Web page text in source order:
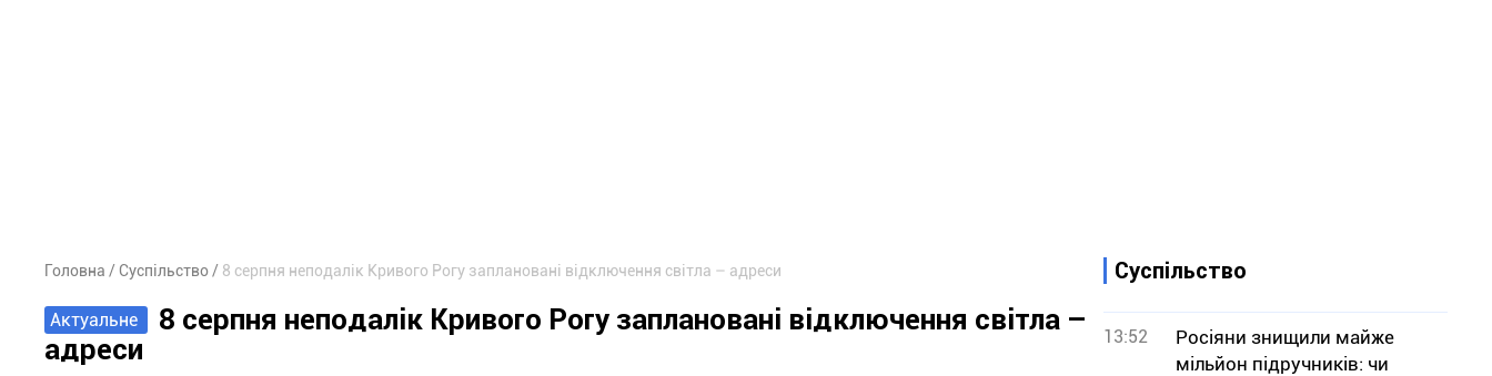
Головна Суспільство 8 серпня неподалік Кривого Рогу заплановані відключення світла – адреси
Актуальне
8 серпня неподалік Кривого Рогу заплановані відключення світла –
адреси
Суспільство
13:52
Росіяни знищили майже
мільйон підручників: чи